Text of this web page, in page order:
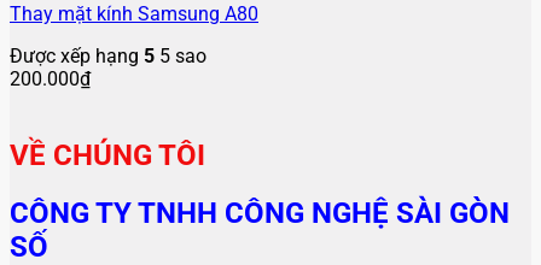
Thay mặt kính Samsung A80
Được xếp hạng 5 5 sao
200.000₫
VỀ CHÚNG TÔI
CÔNG TY TNHH CÔNG NGHỆ SÀI GÒN
SỐ